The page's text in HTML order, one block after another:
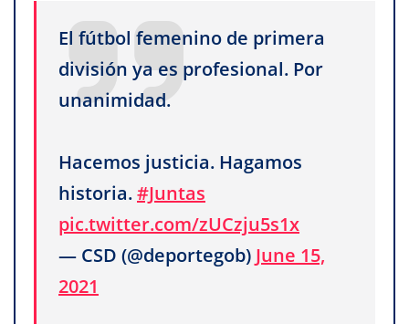
El fútbol femenino de primera
división ya es profesional. Por
unanimidad.
Hacemos justicia. Hagamos
historia.#Juntas
pic.twitter.com/zUCzju5s1x
— CSD (@deportegob) June 15,
2021